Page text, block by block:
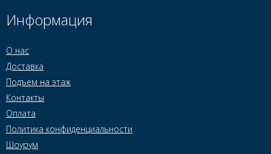
Информация
О нас
Доставка
Подъем на этаж
Контакты
Оплата
Политика конфиденциальности
Шоурум